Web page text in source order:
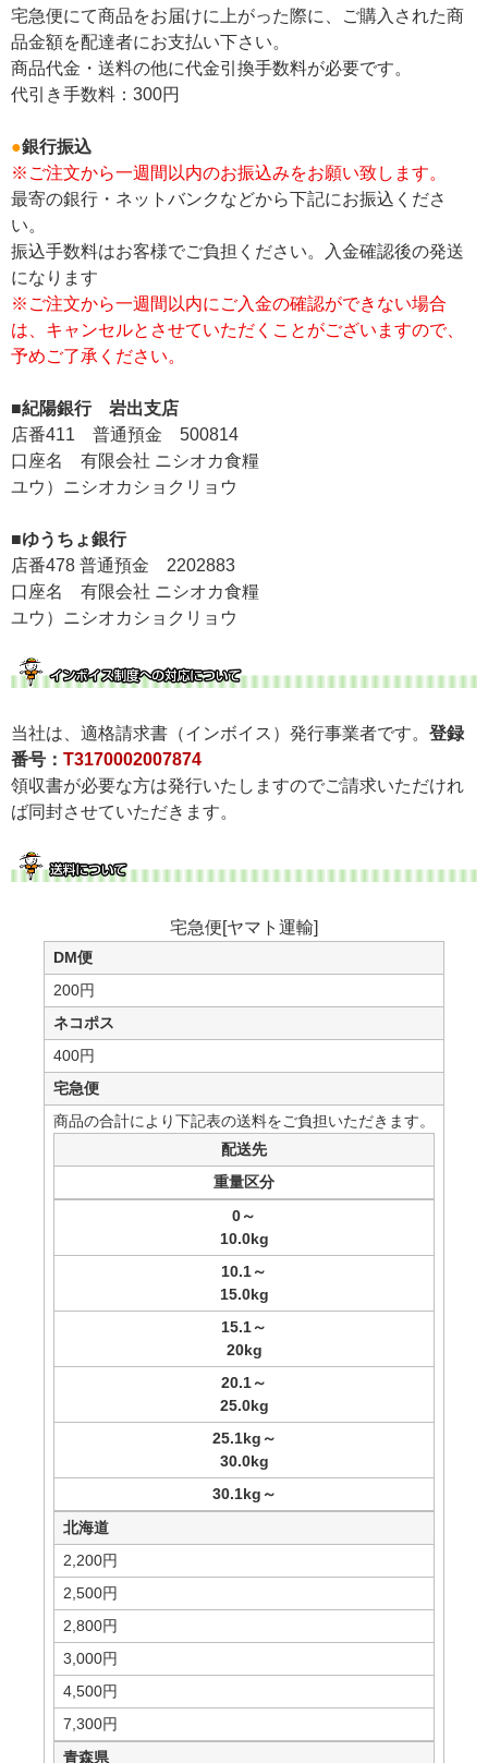
宅急便にて商品をお届けに上がった際に、ご購入された商
品金額を配達者にお支払い下さい。
商品代金・送料の他に代金引換手数料が必要です。
代引き手数料：300円
●銀行振込
※ご注文から一週間以内のお振込みをお願い致します。
最寄の銀行・ネットバンクなどから下記にお振込くださ
い。
振込手数料はお客様でご負担ください。入金確認後の発送
になります
※ご注文から一週間以内にご入金の確認ができない場合
は、キャンセルとさせていただくことがございますので、
予めご了承ください。
■紀陽銀行 岩出支店
店番411 普通預金 500814
口座名 有限会社 ニシオカ食糧
ユウ）ニシオカショクリョウ
■ゆうちょ銀行
店番478 普通預金 2202883
口座名 有限会社 ニシオカ食糧
ユウ）ニシオカショクリョウ
当社は、適格請求書（インボイス）発行事業者です。 登録
番号： T3170002007874
領収書が必要な方は発行いたしますのでご請求いただけれ
ば同封させていただきます。
宅急便[ヤマト運輸]
DM便
200円
ネコポス
400円
宅急便
商品の合計により下記表の送料をご負担いただきます。
配送先
重量区分
0～
10.0kg
10.1～
15.0kg
15.1～
20kg
20.1～
25.0kg
25.1kg～
30.0kg
30.1kg～
北海道
2,200円
2,500円
2,800円
3,000円
4,500円
7,300円
青森県